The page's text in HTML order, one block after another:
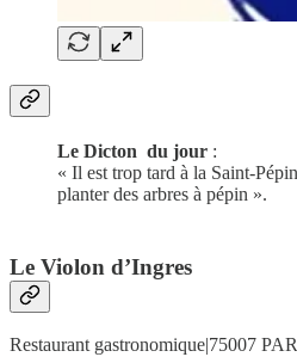
Le Dicton du jour :
« Il est trop tard à la Saint-
planter des arbres à pépin ».
Le Violon d’Ingres
Restaurant gastronomique|75007